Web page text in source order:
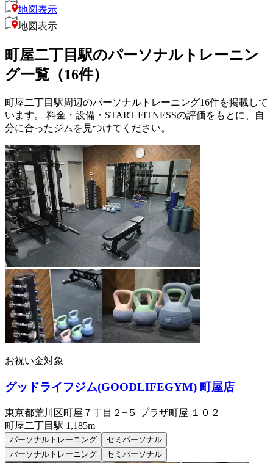
地図表示
地図表示
町屋二丁目駅のパーソナルトレーニン
グ一覧（16件）
町屋二丁目駅周辺のパーソナルトレーニング16件を掲載して
います。 料金・設備・START FITNESSの評価をもとに、自
分に合ったジムを見つけてください。
お祝い金対象
グッドライフジム(GOODLIFEGYM) 町屋店
東京都荒川区町屋７丁目２−５ プラザ町屋 １０２
町屋二丁目 駅 1,185m
パーソナルトレーニング
セミパーソナル
パーソナルトレーニング
セミパーソナル